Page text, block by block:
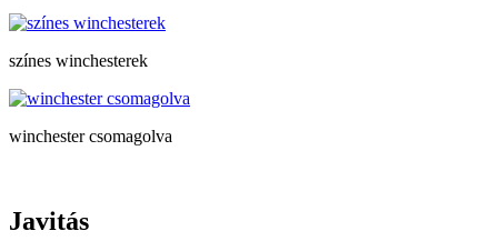
színes winchesterek
winchester csomagolva
Javitás